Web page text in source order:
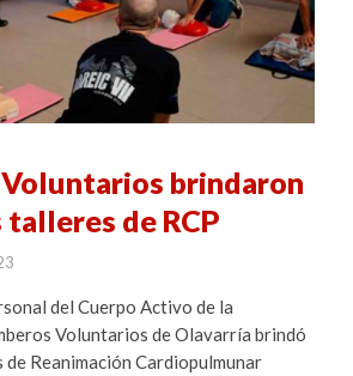
brindaron
de RCP
del Cuerpo Activo de la
Voluntarios de Olavarría brindó
Reanimación Cardiopulmunar